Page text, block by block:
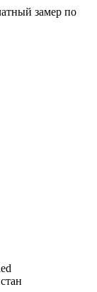
замер по